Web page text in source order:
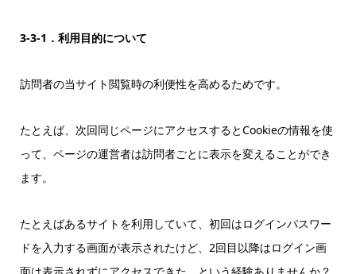
3-3-1．利用目的について
訪問者の当サイト閲覧時の利便性を高めるためです。
たとえば、次回同じページにアクセスするとCookieの情報を使
って、ページの運営者は訪問者ごとに表示を変えることができ
ます。
たとえばあるサイトを利用していて、初回はログインパスワー
ドを入力する画面が表示されたけど、2回目以降はログイン画